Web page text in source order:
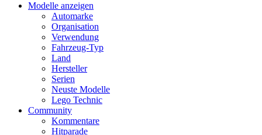
Modelle anzeigen
Automarke
Organisation
Verwendung
Fahrzeug-Typ
Land
Hersteller
Serien
Neuste Modelle
Lego Technic
Community
Kommentare
Hitparade